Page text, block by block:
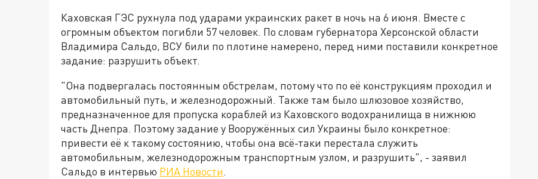
Каховская ГЭС рухнула под ударами украинских ракет в ночь на 6 июня. Вместе с
огромным объектом погибли 57 человек. По словам губернатора Херсонской области
Владимира Сальдо, ВСУ били по плотине намерено, перед ними поставили конкретное
задание: разрушить объект.
"Она подвергалась постоянным обстрелам, потому что по её конструкциям проходил и
автомобильный путь, и железнодорожный. Также там было шлюзовое хозяйство,
предназначенное для пропуска кораблей из Каховского водохранилища в нижнюю
часть Днепра. Поэтому задание у Вооружённых сил Украины было конкретное:
привести её к такому состоянию, чтобы она всё-таки перестала служить
автомобильным, железнодорожным транспортным узлом, и разрушить", - заявил
Сальдо в интервью РИА Новости.